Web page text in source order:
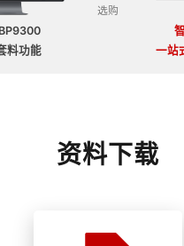
料功能
选购
一站
资料下载